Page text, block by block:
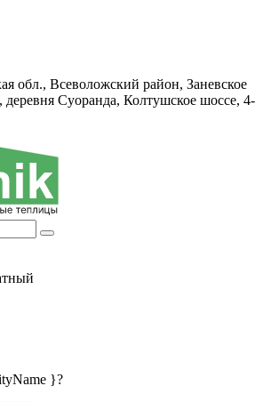
обл., Всеволожский район, Заневское
деревня Суоранда, Колтушское шоссе, 4-
}?